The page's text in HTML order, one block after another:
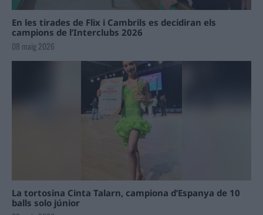
En les tirades de Flix i Cambrils es decidiran els
campions de l’Interclubs 2026
08 maig 2026
La tortosina Cinta Talarn, campiona d’Espanya de 10
balls solo júnior